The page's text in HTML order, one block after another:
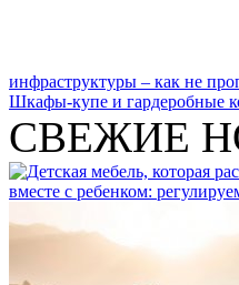
инфраструктуры – как не
Шкафы-купе и гардеробные
СВЕЖИЕ
вместе с ребенком: